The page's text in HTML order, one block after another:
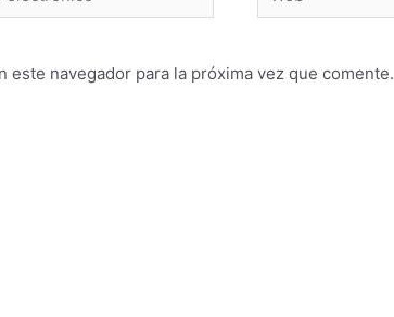
navegador para la próxima vez que comente.